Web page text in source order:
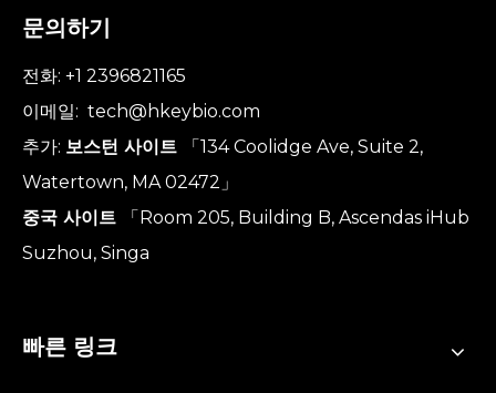
문의하기
전화: +1 2396821165
이메일: tech@hkeybio.com
추가: 보스턴 사이트
「134 Coolidge Ave, Suite 2,
Watertown, MA 02472」
중국 사이트
「Room 205, Building B, Ascendas iHub
Suzhou, Singa
빠른 링크